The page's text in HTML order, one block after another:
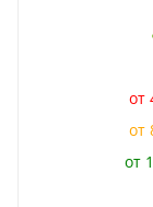
от
от
от